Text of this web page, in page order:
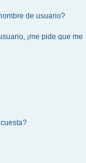
de usuario?
¡me pide que me